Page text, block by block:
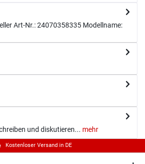
Art-Nr.: 24070358335 Modellname:
und diskutieren... mehr
Kostenloser Versand in DE